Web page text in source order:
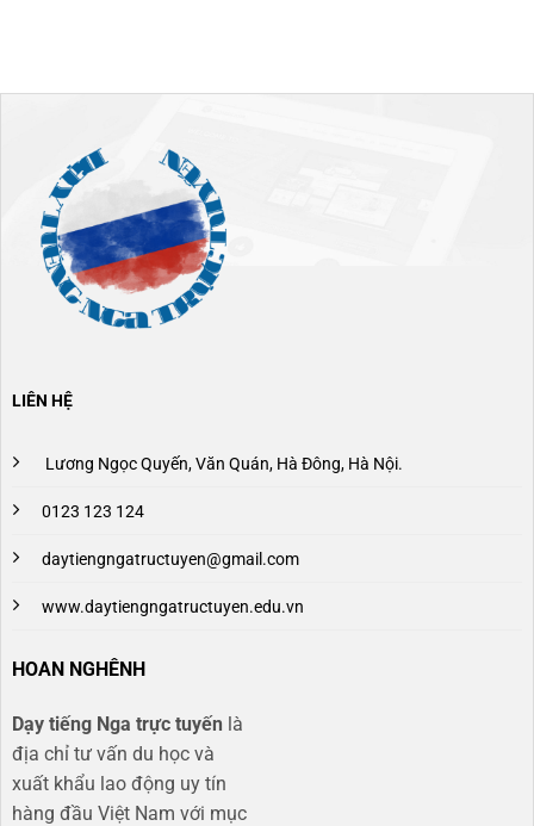
LIÊN HỆ
Lương Ngọc Quyến, Văn Quán, Hà Đông, Hà Nội.
0123 123 124
daytiengngatructuyen@gmail.com
www.daytiengngatructuyen.edu.vn
HOAN NGHÊNH
Dạy tiếng Nga trực tuyến là
địa chỉ tư vấn du học và
xuất khẩu lao động uy tín
hàng đầu Việt Nam với mục